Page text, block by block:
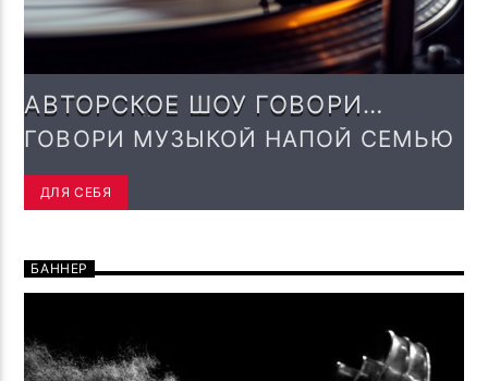
АВТОРСКОЕ ШОУ ГОВОРИ
МУЗЫКОЙ! С РОМАНОМ
МЕЛЬМОНТ!
ГОВОРИ МУЗЫКОЙ НАПОЙ СЕМЬЮ
ДЛЯ СЕБЯ
БАННЕР